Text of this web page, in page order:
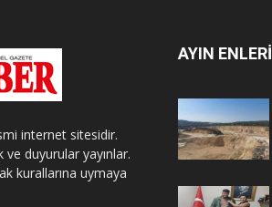
internet sitesidir.
duyurular yayınlar.
kurallarına uymaya
AYIN ENLERİ